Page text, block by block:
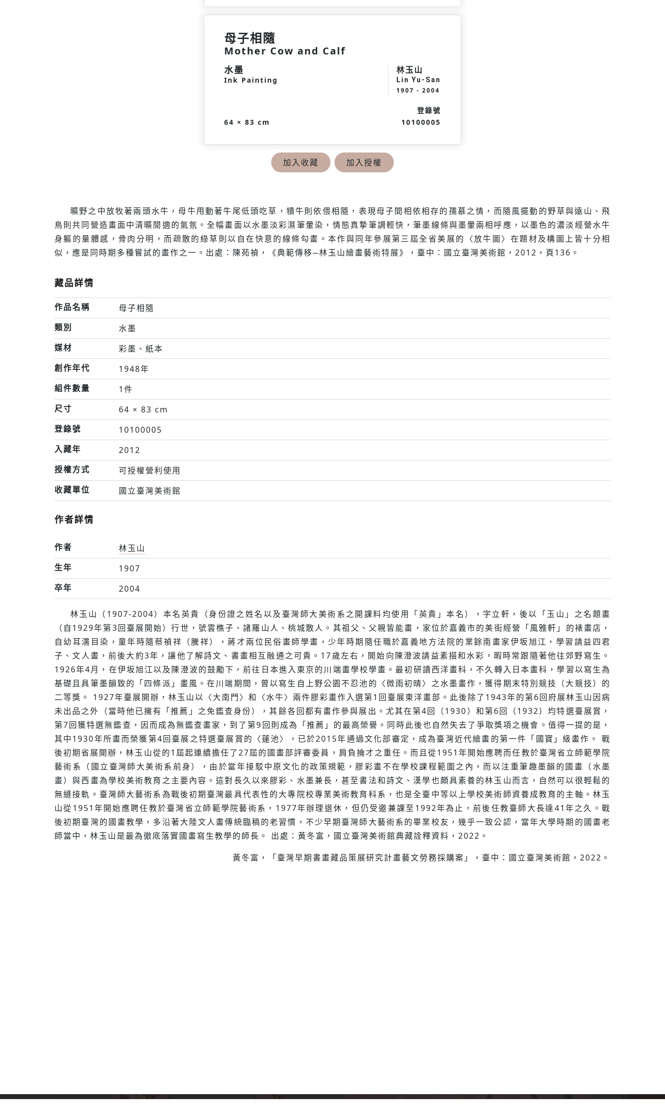
母子相隨
Mother Cow and Calf
水墨
Ink Painting
林玉山
Lin Yu-San
1907 - 2004
64 × 83 cm
登錄號
10100005
加入收藏 加入授權
曠野之中放牧著兩頭水牛，母牛甩動著牛尾低頭吃草，犢牛則依偎相隨，表現母子間相依相存的孺慕之情，而隨風擺動的野草與遠山、飛
鳥則共同營造畫面中清曠閒適的氣氛。全幅畫面以水墨淡彩濕筆暈染，情態真摯筆調輕快，筆墨線條與墨暈兩相呼應，以墨色的濃淡經營水牛
身軀的量體感，骨肉分明，而疏散的綠草則以自在快意的線條勾畫。本作與同年參展第三屆全省美展的〈放牛圖〉在題材及構圖上皆十分相
似，應是同時期多種嘗試的畫作之一。出處：陳苑禎，《典範傳移─林玉山繪畫藝術特展》，臺中：國立臺灣美術館，2012，頁136。
藏品詳情
作品名稱
母子相隨
類別
水墨
媒材
彩墨、紙本
創作年代
1948年
組件數量
1件
尺寸
64 × 83 cm
登錄號
10100005
入藏年
2012
授權方式
可授權營利使用
收藏單位
國立臺灣美術館
作者詳情
作者
林玉山
生年
1907
卒年
2004
林玉山（1907-2004）本名英貴（身份證之姓名以及臺灣師大美術系之開課料均使用「英貴」本名），字立軒，後以「玉山」之名題畫
（自1929年第3回臺展開始）行世，號雲樵子、諸羅山人、桃城散人。其祖父、父親皆能畫，家位於嘉義市的美街經營「風雅軒」的裱畫店，
自幼耳濡目染，童年時隨蔡禎祥（騰祥），蔣才兩位民俗畫師學畫，少年時期隨任職於嘉義地方法院的業餘南畫家伊坂旭江，學習請益四君
子、文人畫，前後大約3年，讓他了解詩文、書畫相互融通之可貴。17歲左右，開始向陳澄波請益素描和水彩，暇時常跟隨著他往郊野寫生。
1926年4月，在伊坂旭江以及陳澄波的鼓勵下，前往日本進入東京的川端畫學校學畫。最初研讀西洋畫科，不久轉入日本畫科，學習以寫生為
基礎且具筆墨韻致的「四條派」畫風。在川端期間，曾以寫生自上野公園不忍池的〈微雨初晴〉之水墨畫作，獲得期末特別競技（大競技）的
二等獎。 1927年臺展開辦，林玉山以〈大南門〉和〈水牛〉兩件膠彩畫作入選第1回臺展東洋畫部。此後除了1943年的第6回府展林玉山因病
未出品之外（當時他已擁有「推薦」之免鑑查身份），其餘各回都有畫作參與展出。尤其在第4回（1930）和第6回（1932）均特選臺展賞，
第7回獲特選無鑑查，因而成為無鑑查畫家，到了第9回則成為「推薦」的最高榮譽。同時此後也自然失去了爭取獎項之機會。值得一提的是，
其中1930年所畫而榮獲第4回臺展之特選臺展賞的〈蓮池〉，已於2015年通過文化部審定，成為臺灣近代繪畫的第一件「國寶」級畫作。 戰
後初期省展開辦，林玉山從的1屆起連續擔任了27屆的國畫部評審委員，肩負掄才之重任。而且從1951年開始應聘而任教於臺灣省立師範學院
藝術系（國立臺灣師大美術系前身），由於當年接駁中原文化的政策規範，膠彩畫不在學校課程範圍之內，而以注重筆趣墨韻的國畫（水墨
畫）與西畫為學校美術教育之主要內容。這對長久以來膠彩、水墨兼長，甚至書法和詩文、漢學也頗具素養的林玉山而言，自然可以很輕鬆的
無縫接軌。臺灣師大藝術系為戰後初期臺灣最具代表性的大專院校專業美術教育科系，也是全臺中等以上學校美術師資養成教育的主軸。林玉
山從1951年開始應聘任教於臺灣省立師範學院藝術系，1977年辦理退休，但仍受邀兼課至1992年為止，前後任教臺師大長達41年之久。戰
後初期臺灣的國畫教學，多沿著大陸文人畫傳統臨稿的老習慣，不少早期臺灣師大藝術系的畢業校友，幾乎一致公認，當年大學時期的國畫老
師當中，林玉山是最為徹底落實國畫寫生教學的師長。 出處：黃冬富，國立臺灣美術館典藏詮釋資料，2022。
黃冬富，「臺灣早期書畫藏品策展研究計畫藝文勞務採購案」，臺中：國立臺灣美術館，2022。